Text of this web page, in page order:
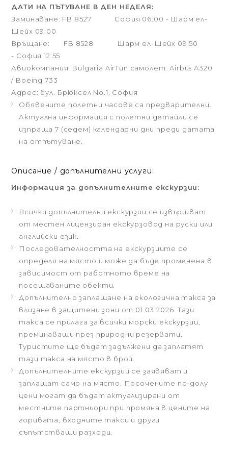
ДАТИ НА ПЪТУВАНЕ В ДЕН НЕДЕЛЯ:
Заминаване: FB 8527 София 06:00 - Шарм ел-
Шейх 09:00
Връщане: FB 8528 Шарм ел-Шейх 09:50
- София 12:55
Авиокомпания: Bulgaria AirТип самолет: Airbus A320
/ Boeing 733
Адрес: бул. Брюксел No.1, София
Обявените полетни часове са предварителни.
Актуална информация с полетни детайли се
изпраща 7 (седем) календарни дни преди датата
на отпътуване.
Описание / допълнителни услуги:
Информация за допълнителните екскурзии:
Всички допълнителни екскурзии се извършват
от местен лицензиран екскурзовод на руски или
английски език.
Последователността на екскурзиите се
определя на място и може да бъде променена в
зависимост от работното време на
посещаваните обекти.
Допълнително заплащане на екологична такса за
влизане в защитени зони от 01.03.2026. Тази
такса се прилага за всички морски екскурзии,
преминаващи през природни резервати.
Туристите ще бъдат задължени да заплатят
тази такса на място в брой.
Допълнителните екскурзии се заявяват и
заплащат само на място. Посочените по-долу
цени могат да бъдат актуализирани от
местните партньори при промяна в цените на
горивата, входните такси и други
съпътстващи разходи.